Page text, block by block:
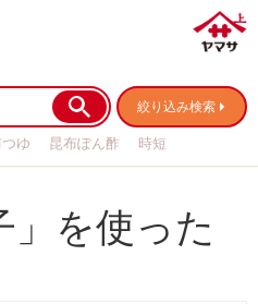
絞り込み検索
ゆ 昆布ぽん酢
時短
」を使った